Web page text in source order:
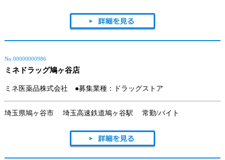
No.00000000986
ミネドラッグ鳩ヶ谷店
ミネ医薬品株式会社 ●募集業種：ドラッグストア
埼玉県鳩ヶ谷市 埼玉高速鉄道鳩ヶ谷駅 常勤/バイト